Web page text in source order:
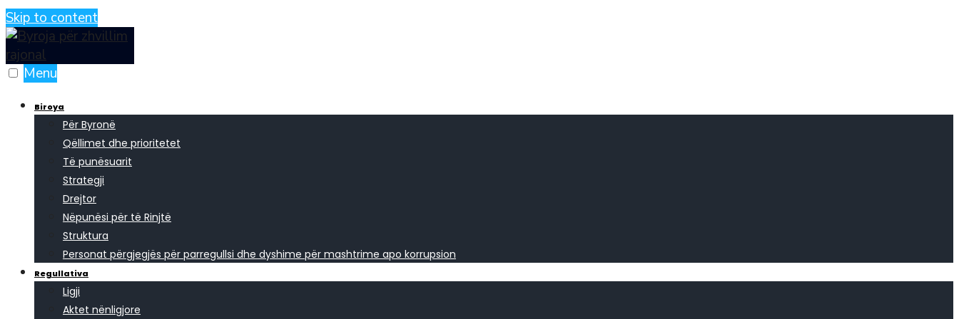
Skip to content
Menu
Biroya
Për Byronë
Qëllimet dhe prioritetet
Të punësuarit
Strategji
Drejtor
Nëpunësi për të Rinjtë
Struktura
Personat përgjegjës për parregullsi dhe dyshime për mashtrime apo korrupsion
Regullativa
Ligji
Aktet nënligjore